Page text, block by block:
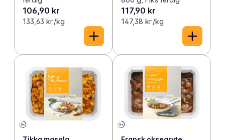
106,90 kr
133,63 kr /kg
117,90 kr
147,38 kr /kg